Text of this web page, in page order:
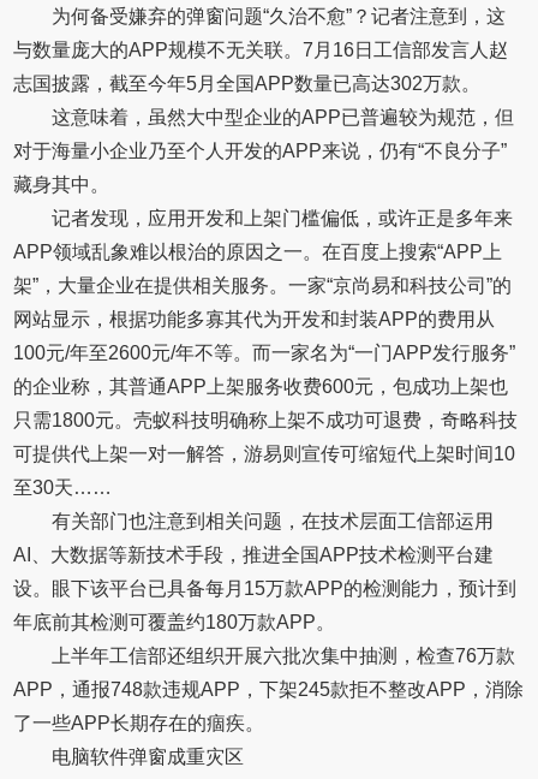
为何备受嫌弃的弹窗问题“久治不愈”？记者注意到，这
与数量庞大的APP规模不无关联。7月16日工信部发言人赵
志国披露，截至今年5月全国APP数量已高达302万款。
这意味着，虽然大中型企业的APP已普遍较为规范，但
对于海量小企业乃至个人开发的APP来说，仍有“不良分子”
藏身其中。
记者发现，应用开发和上架门槛偏低，或许正是多年来
APP领域乱象难以根治的原因之一。在百度上搜索“APP上
架”，大量企业在提供相关服务。一家“京尚易和科技公司”的
网站显示，根据功能多寡其代为开发和封装APP的费用从
100元/年至2600元/年不等。而一家名为“一门APP发行服务”
的企业称，其普通APP上架服务收费600元，包成功上架也
只需1800元。壳蚁科技明确称上架不成功可退费，奇略科技
可提供代上架一对一解答，游易则宣传可缩短代上架时间10
至30天……
有关部门也注意到相关问题，在技术层面工信部运用
AI、大数据等新技术手段，推进全国APP技术检测平台建
设。眼下该平台已具备每月15万款APP的检测能力，预计到
年底前其检测可覆盖约180万款APP。
上半年工信部还组织开展六批次集中抽测，检查76万款
APP，通报748款违规APP，下架245款拒不整改APP，消除
了一些APP长期存在的痼疾。
电脑软件弹窗成重灾区